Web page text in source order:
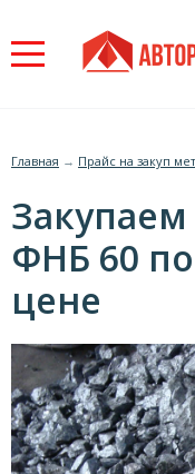
to
navigation
Вы
здесь
Главная → Прайс на закуп
ФНБ 60
цене